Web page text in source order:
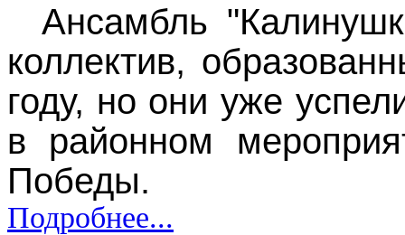
Ансамбль
коллектив,
году, но они уже
в районном
Победы.
Подробнее...